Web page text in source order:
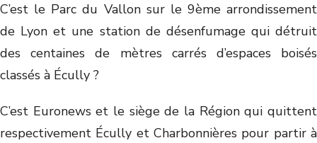
C’est le Parc du Vallon sur le 9ème arrondissement
de Lyon et une station de désenfumage qui détruit
des centaines de mètres carrés d’espaces boisés
classés à Écully ?
C’est Euronews et le siège de la Région qui quittent
respectivement Écully et Charbonnières pour partir à